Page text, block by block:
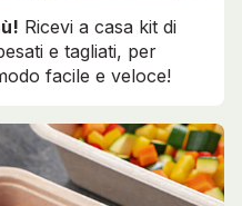
Ricevi a casa kit di
e tagliati, per
facile e veloce!